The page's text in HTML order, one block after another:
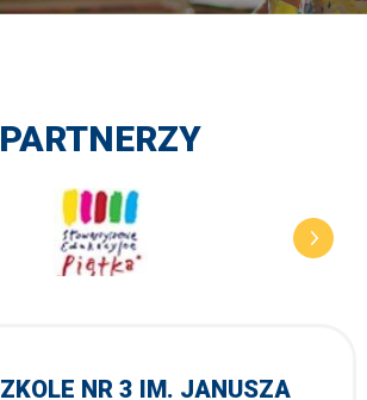
PARTNERZY
NR 3 IM. JANUSZA